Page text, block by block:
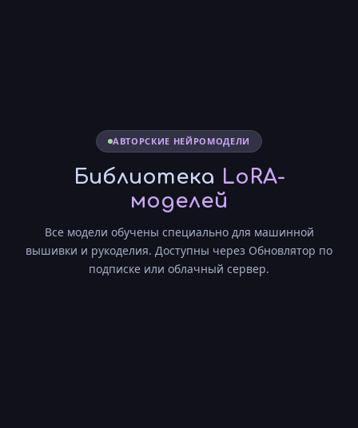
АВТОРСКИЕ НЕЙРОМОДЕЛИ
Библиотека LoRA-
моделей
Все модели обучены специально для машинной
вышивки и рукоделия. Доступны через Обновлятор по
подписке или облачный сервер.